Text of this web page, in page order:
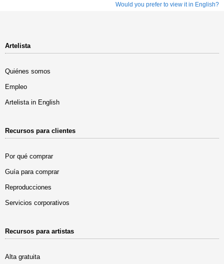
Would you prefer to view it in English?
Artelista
Quiénes somos
Empleo
Artelista in English
Recursos para clientes
Por qué comprar
Guía para comprar
Reproducciones
Servicios corporativos
Recursos para artistas
Alta gratuita